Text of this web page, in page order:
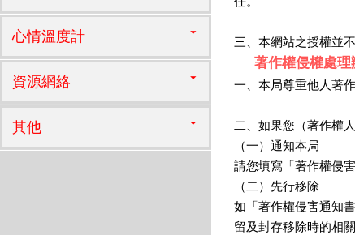
心情溫度計
資源網絡
其他
三、本網站之授權並
著作權侵權處理
一、本局尊重他人著
二、如果您（著作權
（一）通知本局
請您填寫「著作權侵
（二）先行移除
如「著作權侵害通知
留及封存移除時的相